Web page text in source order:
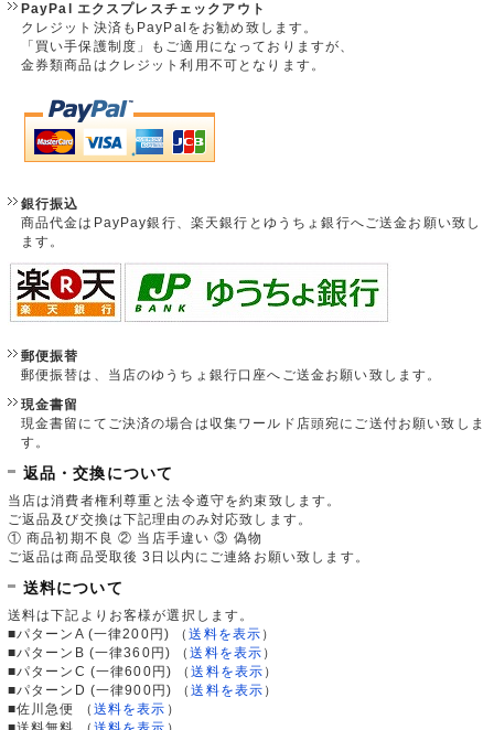
PayPal エクスプレスチェックアウト
クレジット決済もPayPalをお勧め致します。
「買い手保護制度」もご適用になっておりますが、
金券類商品はクレジット利用不可となります。
銀行振込
商品代金はPayPay銀行、楽天銀行とゆうちょ銀行へご送金お願い致し
ます。
郵便振替
郵便振替は、当店のゆうちょ銀行口座へご送金お願い致します。
現金書留
現金書留にてご決済の場合は収集ワールド店頭宛にご送付お願い致しま
す。
返品・交換について
当店は消費者権利尊重と法令遵守を約束致します。
ご返品及び交換は下記理由のみ対応致します。
① 商品初期不良 ② 当店手違い ③ 偽物
ご返品は商品受取後 3日以内にご連絡お願い致します。
送料について
送料は下記よりお客様が選択します。
■パターンA (一律200円)
（送料を表示 ）
■パターンB (一律360円)
（送料を表示 ）
■パターンC (一律600円)
（送料を表示 ）
■パターンD (一律900円)
（送料を表示 ）
■佐川急便
（ 送料を表示 ）